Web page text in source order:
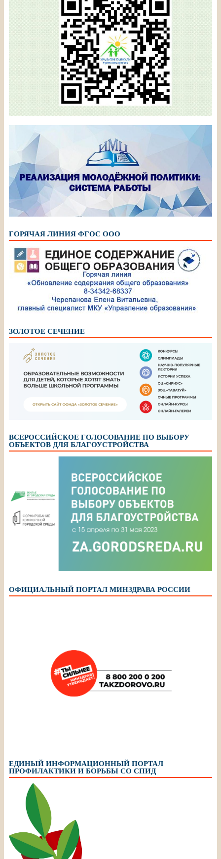
ГОРЯЧАЯ ЛИНИЯ ФГОС ООО
ЗОЛОТОЕ СЕЧЕНИЕ
ВСЕРОССИЙСКОЕ ГОЛОСОВАНИЕ ПО ВЫБОРУ
ОБЪЕКТОВ ДЛЯ БЛАГОУСТРОЙСТВА
ОФИЦИАЛЬНЫЙ ПОРТАЛ МИНЗДРАВА РОССИИ
ЕДИНЫЙ ИНФОРМАЦИОННЫЙ ПОРТАЛ
ПРОФИЛАКТИКИ И БОРЬБЫ СО СПИД